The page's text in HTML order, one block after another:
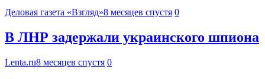
Деловая газета «Взгляд»8 месяцев спустя 0
В ЛНР задержали украинского шпиона
Lenta.ru8 месяцев спустя 0